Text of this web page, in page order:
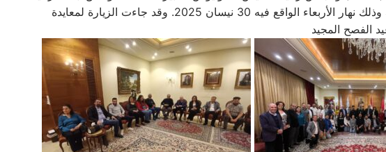
في دار المطرانية وذلك نهار الأربعاء الواقع فيه 30 نيسان 2025. وقد جاءت الزيارة لمعايدة
الفصح المجيد